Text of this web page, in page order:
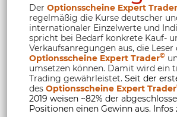
Der Optionsscheine Expert Trader
regelmäßig die Kurse deutscher
internationaler Einzelwerte und
spricht bei Bedarf konkrete Kauf-
Verkaufsanregungen aus, die Leser
Optionsscheine Expert Trader©
umsetzen können. Damit wird ein
Trading gewährleistet. Seit der
des Optionsscheine Expert Trader
2019 weisen ~82% der
Positionen einen Gewinn aus.